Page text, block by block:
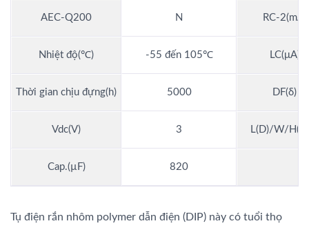
AEC-Q200 N RC-2(mA)
Nhiệt độ(℃) -55 đến 105℃ LC(μA)
Thời gian chịu đựng(h) 5000 DF(δ)
Vdc(V) 3 L(D)/W/
Cap.(µF) 820
Tụ điện rắn nhôm polymer dẫn điện (DIP) này có tuổi thọ